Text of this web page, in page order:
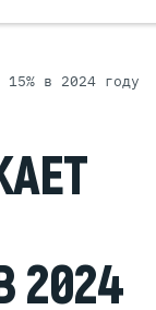
XFusion
ASUS
IBM
MSI
15% в 2024 году
2024